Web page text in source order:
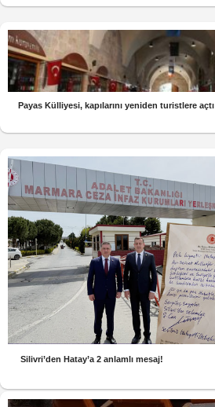
Payas Külliyesi, kapılarını yeniden turistlere açtı
Silivri’den Hatay’a 2 anlamlı mesaj!